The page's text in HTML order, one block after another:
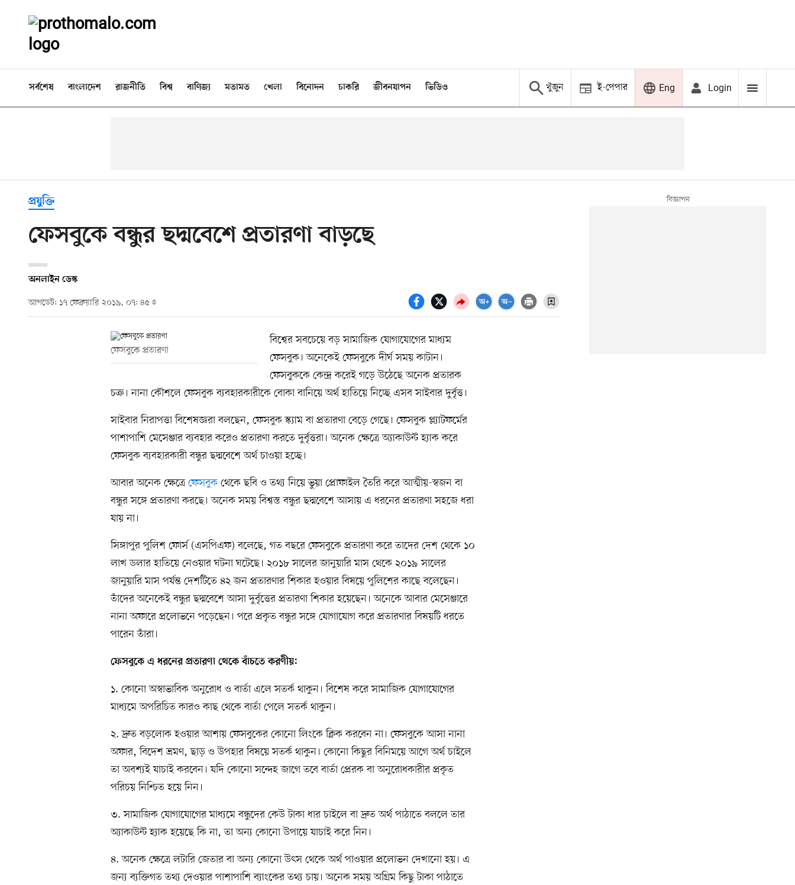
সর্বশেষ বাংলাদেশ রাজনীতি বিশ্ব বাণিজ্য মতামত খেলা বিনোদন চাকরি জীবনযাপন ভিডিও খুঁজুন ই-পেপার Eng Login
প্রযুক্তি
ফেসবুকে বন্ধুর ছদ্মবেশে প্রতারণা বাড়ছে
অনলাইন ডেস্ক
আপডেট: ১৭ ফেব্রুয়ারি ২০১৯, ০৭: ৪৫
ফেসবুকে প্রতারণা
বিশ্বের সবচেয়ে বড় সামাজিক যোগাযোগের মাধ্যম
ফেসবুক। অনেকেই ফেসবুকে দীর্ঘ সময় কাটান।
ফেসবুককে কেন্দ্র করেই গড়ে উঠেছে অনেক প্রতারক
চক্র। নানা কৌশলে ফেসবুক ব্যবহারকারীকে বোকা বানিয়ে অর্থ হাতিয়ে নিচ্ছে এসব সাইবার দুর্বৃত্ত।
সাইবার নিরাপত্তা বিশেষজ্ঞরা বলছেন, ফেসবুক স্ক্যাম বা প্রতারণা বেড়ে গেছে। ফেসবুক প্ল্যাটফর্মের
পাশাপাশি মেসেঞ্জার ব্যবহার করেও প্রতারণা করতে দুর্বৃত্তরা। অনেক ক্ষেত্রে অ্যাকাউন্ট হ্যাক করে
ফেসবুক ব্যবহারকারী বন্ধুর ছদ্মবেশে অর্থ চাওয়া হচ্ছে।
আবার অনেক ক্ষেত্রে ফেসবুক থেকে ছবি ও তথ্য নিয়ে ভুয়া প্রোফাইল তৈরি করে আত্মীয়-স্বজন বা
বন্ধুর সঙ্গে প্রতারণা করছে। অনেক সময় বিশ্বস্ত বন্ধুর ছদ্মবেশে আসায় এ ধরনের প্রতারণা সহজে ধরা
যায় না।
সিঙ্গাপুর পুলিশ ফোর্স (এসপিএফ) বলেছে, গত বছরে ফেসবুকে প্রতারণা করে তাদের দেশ থেকে ১০
লাখ ডলার হাতিয়ে নেওয়ার ঘটনা ঘটেছে। ২০১৮ সালের জানুয়ারি মাস থেকে ২০১৯ সালের
জানুয়ারি মাস পর্যন্ত দেশটিতে ৪২ জন প্রতারণার শিকার হওয়ার বিষয়ে পুলিশের কাছে বলেছেন।
তাঁদের অনেকেই বন্ধুর ছদ্মবেশে আসা দুর্বৃত্তের প্রতারণা শিকার হয়েছেন। অনেকে আবার মেসেঞ্জারে
নানা অফারে প্রলোভনে পড়েছেন। পরে প্রকৃত বন্ধুর সঙ্গে যোগাযোগ করে প্রতারণার বিষয়টি ধরতে
পারেন তাঁরা।
ফেসবুকে এ ধরনের প্রতারণা থেকে বাঁচতে করণীয়:
১. কোনো অস্বাভাবিক অনুরোধ ও বার্তা এলে সতর্ক থাকুন। বিশেষ করে সামাজিক যোগাযোগের
মাধ্যমে অপরিচিত কারও কাছ থেকে বার্তা পেলে সতর্ক থাকুন।
২. দ্রুত বড়লোক হওয়ার আশায় ফেসবুকের কোনো লিংকে ক্লিক করবেন না। ফেসবুকে আসা নানা
অফার, বিদেশ ভ্রমণ, ছাড় ও উপহার বিষয়ে সতর্ক থাকুন। কোনো কিছুর বিনিময়ে আগে অর্থ চাইলে
তা অবশ্যই যাচাই করবেন। যদি কোনো সন্দেহ জাগে তবে বার্তা প্রেরক বা অনুরোধকারীর প্রকৃত
পরিচয় নিশ্চিত হয়ে নিন।
৩. সামাজিক যোগাযোগের মাধ্যমে বন্ধুদের কেউ টাকা ধার চাইলে বা দ্রুত অর্থ পাঠাতে বললে তার
অ্যাকাউন্ট হ্যাক হয়েছে কি না, তা অন্য কোনো উপায়ে যাচাই করে নিন।
৪. অনেক ক্ষেত্রে লটারি জেতার বা অন্য কোনো উৎস থেকে অর্থ পাওয়ার প্রলোভন দেখানো হয়। এ
জন্য ব্যক্তিগত তথ্য দেওয়ার পাশাপাশি ব্যাংকের তথ্য চায়। অনেক সময় অগ্রিম কিছু টাকা পাঠাতে